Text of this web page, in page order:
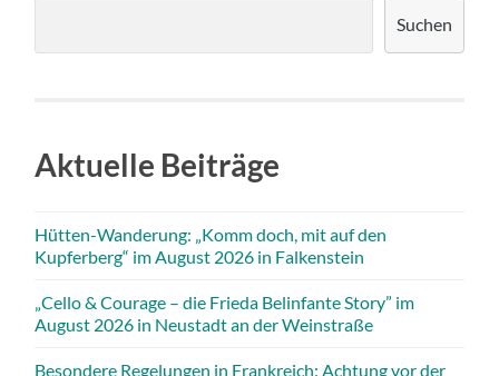
Suchen
Aktuelle Beiträge
Hütten-Wanderung: „Komm doch, mit auf den
Kupferberg“ im August 2026 in Falkenstein
„Cello & Courage – die Frieda Belinfante Story” im
August 2026 in Neustadt an der Weinstraße
Besondere Regelungen in Frankreich: Achtung vor der